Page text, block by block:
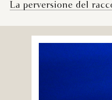
La perversione del